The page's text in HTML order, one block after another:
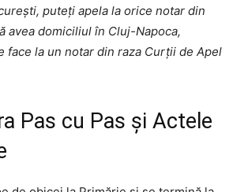
puteți apela la orice notar din
avea domiciliul în Cluj-Napoca,
face la un notar din raza Curții de Apel
Pas cu Pas și Actele